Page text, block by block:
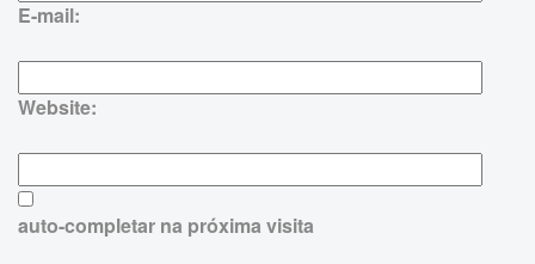
E-mail:
Website:
auto-completar na próxima visita